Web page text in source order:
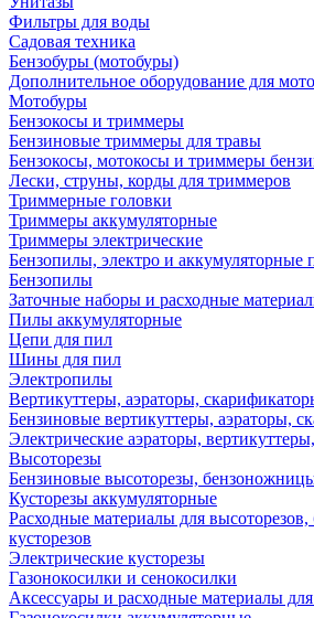
Фильтры для воды
Садовая техника
Бензобуры (мотобуры)
Дополнительное оборудование для
Мотобуры
Бензокосы и триммеры
Бензиновые триммеры для травы
Бензокосы, мотокосы и триммеры
Лески, струны, корды для триммеров
Триммерные головки
Триммеры аккумуляторные
Триммеры электрические
Бензопилы, электро и
Бензопилы
Заточные наборы и расходные
Пилы аккумуляторные
Цепи для пил
Шины для пил
Электропилы
Вертикуттеры, аэраторы,
Бензиновые вертикуттеры, аэраторы,
Электрические аэраторы,
Высоторезы
Бензиновые высоторезы,
Кусторезы аккумуляторные
Расходные материалы для
кусторезов
Электрические кусторезы
Газонокосилки и сенокосилки
Аксессуары и расходные материалы